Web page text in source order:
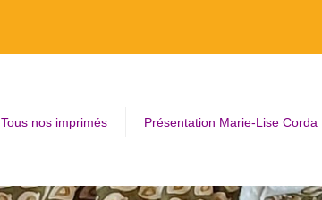
Tous nos imprimés Présentation Marie-Lise Corda